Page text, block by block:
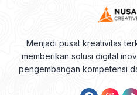
Menjadi pusat kreativitas
memberikan solusi digital
pengembangan kompetensi